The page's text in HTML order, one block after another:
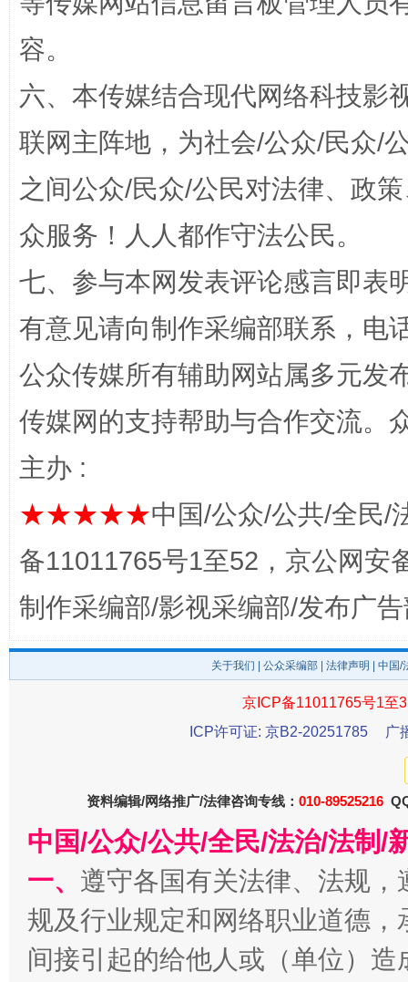
“蜀中异人”王建安的艺术幻境
完善运行机制助力责任有效落实 一纸欠
千年窑火 生生不息
容。
六、本传媒结合现代网络科技影
联网主阵地，为社会/公众/民众/
之间公众/民众/公民对法律、政
众服务！人人都作守法公民。
七、参与本网发表评论感言即表
有意见请向制作采编部联系，电
公众传媒所有辅助网站属多元发
传媒网的支持帮助与合作交流。
主办 :
★★★★★中国/公众/公共/全民/
备11011765号1至52，京公网安
制作采编部/影视采编部/发布广
关于我们 公众采编部 法律声明 | 中国
京ICP备11011765号1至
ICP许可证: 京B2-20251785
广
资料编辑/网络推广/法律咨询专线： 010-89525216
中国/公众/公共/全民/法治/法制/
一、 遵守各国有关法律、法规
规及行业规定和网络职业道德
间接引起的给他人或（单位）